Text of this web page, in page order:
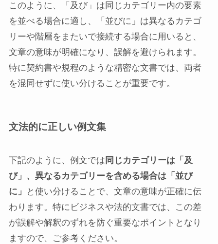
このように、「及び」は同じカテゴリー内の要素
を並べる場合に適し、「並びに」は異なるカテゴ
リーや階層をまたいで接続する場合に用いると、
文章の意味が明確になり、誤解を避けられます。
特に契約書や規程のような精密な文書では、両者
を混同せずに使い分けることが重要です。
文法的に正しい例文集
下記のように、例文では 同じカテゴリーは「及
び」、異なるカテゴリーを含める場合は「並び
に」
と使い分けることで、文章の意味が正確に伝
わります。特にビジネスや法的文書では、この差
が誤解や解釈のずれを防ぐ重要なポイントとなり
ますので、ご参考ください。